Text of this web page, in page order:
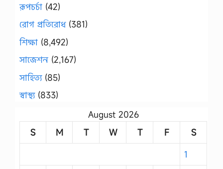
রূপচর্চা (42)
রোগ প্রতিরোধ(381)
শিক্ষা (8,492)
সাজেশন (2,167)
সাহিত্য(85)
স্বাস্থ্য(833)
August 2026
S
M T W T F
S
1